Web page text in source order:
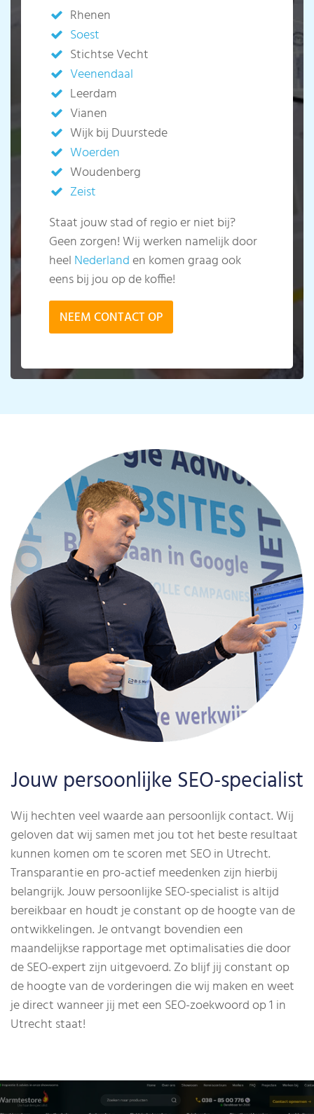
Rhenen
Soest
Stichtse Vecht
Veenendaal
Leerdam
Vianen
Wijk bij Duurstede
Woerden
Woudenberg
Zeist
Staat jouw stad of regio er niet bij?
Geen zorgen! Wij werken namelijk door
heel Nederlanden komen graag ook
eens bij jou op de koffie!
NEEM CONTACT OP
Jouw persoonlijke SEO-specialist
Wij hechten veel waarde aan persoonlijk contact. Wij
geloven dat wij samen met jou tot het beste resultaat
kunnen komen om te scoren met SEO in Utrecht.
Transparantie en pro-actief meedenken zijn hierbij
belangrijk. Jouw persoonlijke SEO-specialist is altijd
bereikbaar en houdt je constant op de hoogte van de
ontwikkelingen. Je ontvangt bovendien een
maandelijkse rapportage met optimalisaties die door
de SEO-expert zijn uitgevoerd. Zo blijf jij constant op
de hoogte van de vorderingen die wij maken en weet
je direct wanneer jij met een SEO-zoekwoord op 1 in
Utrecht staat!